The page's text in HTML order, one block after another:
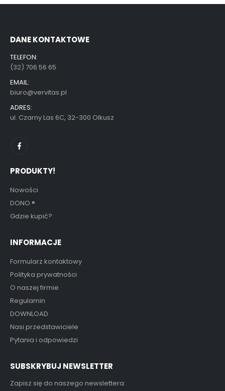
DANE KONTAKTOWE
TELEFON:
(32) 706 56 65
EMAIL:
biuro@vervitas.pl
ADRES:
ul. Czarny Las 6C, 32-300 Olkusz
PRODUKTY!
Nowości
DONO ®
Gdzie kupić?
INFORMACJE
Formularz kontaktowy
Polityka prywatności
O naszej firmie
Regulamin
DOWNLOAD
Nasi przedstawiciele
Pytania i odpowiedzi
SUBSKRYBUJ NEWSLETTER
Zapisz się do naszego newslettera: